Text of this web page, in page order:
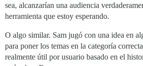
sea, alcanzarían una audiencia
herramienta que estoy esperando.
O algo similar. Sam jugó con una idea en
para poner los temas en la categoría
realmente útil por usuario basado en el